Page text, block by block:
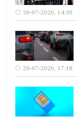
30-07-2026, 14:30
29-07-2026, 17:18